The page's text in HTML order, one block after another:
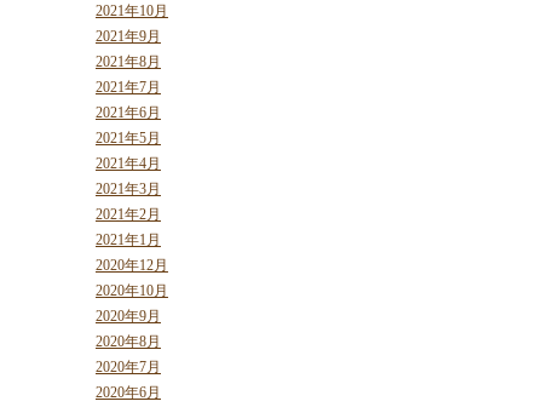
2021年10月
2021年9月
2021年8月
2021年7月
2021年6月
2021年5月
2021年4月
2021年3月
2021年2月
2021年1月
2020年12月
2020年10月
2020年9月
2020年8月
2020年7月
2020年6月